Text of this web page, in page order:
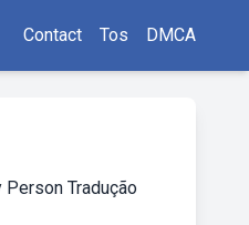
Contact Tos DMCA
Person Tradução